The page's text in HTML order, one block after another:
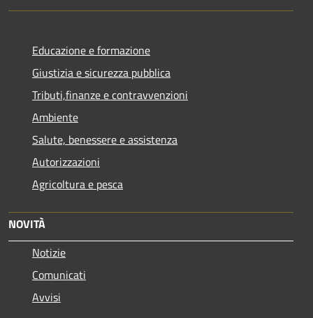
Educazione e formazione
Giustizia e sicurezza pubblica
Tributi,finanze e contravvenzioni
Ambiente
Salute, benessere e assistenza
Autorizzazioni
Agricoltura e pesca
NOVITÀ
Notizie
Comunicati
Avvisi